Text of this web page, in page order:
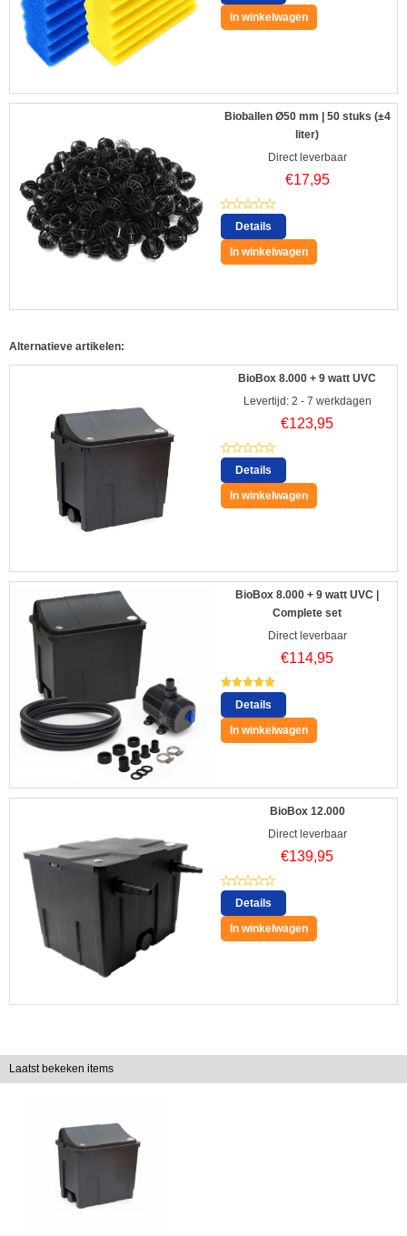
In winkelwagen
Bioballen Ø50 mm | 50 stuks (±4
liter)
Direct leverbaar
€17,95
Details
In winkelwagen
Alternatieve artikelen:
BioBox 8.000 + 9 watt UVC
Levertijd: 2 - 7 werkdagen
€123,95
Details
In winkelwagen
BioBox 8.000 + 9 watt UVC |
Complete set
Direct leverbaar
€114,95
Details
In winkelwagen
BioBox 12.000
Direct leverbaar
€139,95
Details
In winkelwagen
Laatst bekeken items